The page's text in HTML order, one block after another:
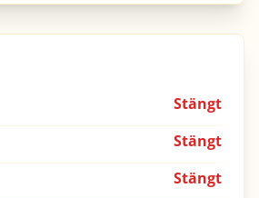
Stängt
Stängt
Stängt